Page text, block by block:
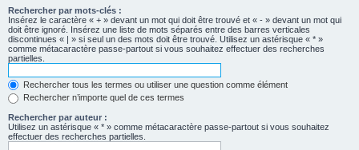
Rechercher par mots-clés :
Insérez le caractère « + » devant un mot qui doit être trouvé et « - » devant un mot qui
doit être ignoré. Insérez une liste de mots séparés entre des barres verticales
discontinues « | » si seul un des mots doit être trouvé. Utilisez un astérisque « * »
comme métacaractère passe-partout si vous souhaitez effectuer des recherches
partielles.
Rechercher tous les termes ou utiliser une question comme élément
Rechercher n’importe quel de ces termes
Rechercher par auteur :
Utilisez un astérisque « * » comme métacaractère passe-partout si vous souhaitez
effectuer des recherches partielles.